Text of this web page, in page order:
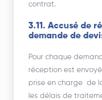
contrat.
3.11. Accusé de
demande de
Pour chaque
réception est
prise en charge de
les délais de